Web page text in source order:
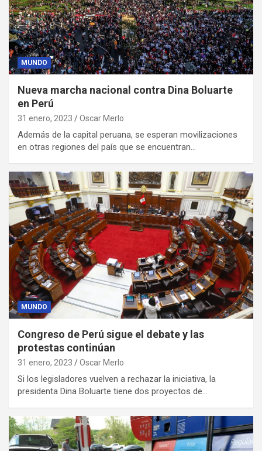
MUNDO
Nueva marcha nacional contra Dina Boluarte
en Perú
31 enero, 2023 Oscar Merlo
Además de la capital peruana, se esperan movilizaciones
en otras regiones del país que se encuentran…
MUNDO
Congreso de Perú sigue el debate y las
protestas continúan
31 enero, 2023 Oscar Merlo
Si los legisladores vuelven a rechazar la iniciativa, la
presidenta Dina Boluarte tiene dos proyectos de…